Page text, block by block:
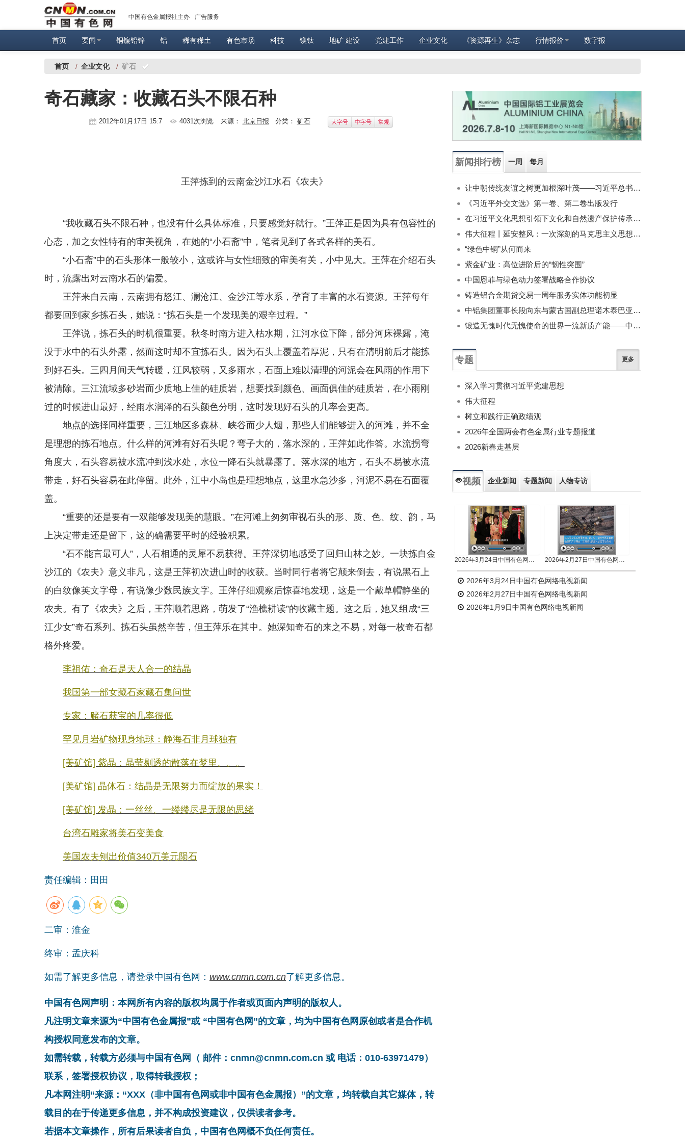
中国有色金属报社主办 广告服务
首页 要闻 铜镍铅锌 铝 稀有稀土 有色市场 科技 镁钛 地矿 建设 党建工作 企业文化 《资源再生》杂志 行情报价 数字报
首页 / 企业文化 / 矿石
奇石藏家：收藏石头不限石种
2012年01月17日 15:7 4031次浏览 来源： 北京日报 分类： 矿石 大字号 中字号 常规
王萍拣到的云南金沙江水石《农夫》
“我收藏石头不限石种，也没有什么具体标准，只要感觉好就行。”王萍正是因为具有包容性的
心态，加之女性特有的审美视角，在她的“小石斋”中，笔者见到了各式各样的美石。
“小石斋”中的石头形体一般较小，这或许与女性细致的审美有关，小中见大。王萍在介绍石头
时，流露出对云南水石的偏爱。
王萍来自云南，云南拥有怒江、澜沧江、金沙江等水系，孕育了丰富的水石资源。王萍每年
都要回到家乡拣石头，她说：“拣石头是一个发现美的艰辛过程。”
王萍说，拣石头的时机很重要。秋冬时南方进入枯水期，江河水位下降，部分河床裸露，淹
没于水中的石头外露，然而这时却不宜拣石头。因为石头上覆盖着厚泥，只有在清明前后才能拣
到好石头。三四月间天气转暖，江风较弱，又多雨水，石面上难以清理的河泥会在风雨的作用下
被清除。三江流域多砂岩而少质地上佳的硅质岩，想要找到颜色、画面俱佳的硅质岩，在小雨刚
过的时候进山最好，经雨水润泽的石头颜色分明，这时发现好石头的几率会更高。
地点的选择同样重要，三江地区多森林、峡谷而少人烟，那些人们能够进入的河滩，并不全
是理想的拣石地点。什么样的河滩有好石头呢？弯子大的，落水深的，王萍如此作答。水流拐弯
角度大，石头容易被水流冲到浅水处，水位一降石头就暴露了。落水深的地方，石头不易被水流
带走，好石头容易在此停留。此外，江中小岛也是理想地点，这里水急沙多，河泥不易在石面覆
盖。
“重要的还是要有一双能够发现美的慧眼。”在河滩上匆匆审视石头的形、质、色、纹、韵，马
上决定带走还是留下，这的确需要平时的经验积累。
“石不能言最可人”，人石相通的灵犀不易获得。王萍深切地感受了回归山林之妙。一块拣自金
沙江的《农夫》意义非凡，这是王萍初次进山时的收获。当时同行者将它颠来倒去，有说黑石上
的白纹像英文字母，有说像少数民族文字。王萍仔细观察后惊喜地发现，这是一个戴草帽静坐的
农夫。有了《农夫》之后，王萍顺着思路，萌发了“渔樵耕读”的收藏主题。这之后，她又组成“三
江少女”奇石系列。拣石头虽然辛苦，但王萍乐在其中。她深知奇石的来之不易，对每一枚奇石都
格外疼爱。
李祖佑：奇石是天人合一的结晶
我国第一部女藏石家藏石集问世
专家：赌石获宝的几率很低
罕见月岩矿物现身地球：静海石非月球独有
[美矿馆] 紫晶：晶莹剔透的散落在梦里。。。
[美矿馆] 晶体石：结晶是无限努力而绽放的果实！
[美矿馆] 发晶：一丝丝、一缕缕尽是无限的思绪
台湾石雕家将美石变美食
美国农夫刨出价值340万美元陨石
责任编辑：田田
二审：淮金
终审：孟庆科
如需了解更多信息，请登录中国有色网： www.cnmn.com.cn了解更多信息。
中国有色网声明：本网所有内容的版权均属于作者或页面内声明的版权人。
凡注明文章来源为“中国有色金属报”或 “中国有色网”的文章，均为中国有色网原创或者是合作机
构授权同意发布的文章。
如需转载，转载方必须与中国有色网（ 邮件：cnmn@cnmn.com.cn 或 电话：010-63971479）
联系，签署授权协议，取得转载授权；
凡本网注明“来源：“XXX（非中国有色网或非中国有色金属报）”的文章，均转载自其它媒体，转
载目的在于传递更多信息，并不构成投资建议，仅供读者参考。
若据本文章操作，所有后果读者自负，中国有色网概不负任何责任。
新闻排行榜 一周 每月
让中朝传统友谊之树更加根深叶茂——习近平总书记对朝鲜进行国事访问纪实
《习近平外交文选》第一卷、第二卷出版发行
在习近平文化思想引领下文化和自然遗产保护传承利用工作开创新局面
伟大征程丨延安整风：一次深刻的马克思主义思想教育运动
“绿色中铜”从何而来
紫金矿业：高位进阶后的“韧性突围”
中国恩菲与绿色动力签署战略合作协议
铸造铝合金期货交易一周年服务实体功能初显
中铝集团董事长段向东与蒙古国副总理诺木泰巴亚尔举行会谈
锻造无愧时代无愧使命的世界一流新质产能——中国有色金属工业的战略应对与破局之道（二）
专题 更多
深入学习贯彻习近平党建思想
伟大征程
树立和践行正确政绩观
2026年全国两会有色金属行业专题报道
2026新春走基层
视频 企业新闻 专题新闻 人物专访
2026年3月24日中国有色网络电视新闻 2026年2月27日中国有色网络电视新闻
2026年3月24日中国有色网络电视新闻
2026年2月27日中国有色网络电视新闻
2026年1月9日中国有色网络电视新闻